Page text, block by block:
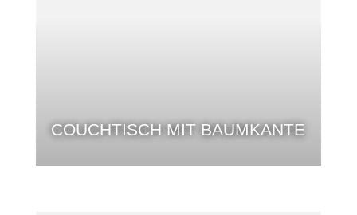
COUCHTISCH MIT BAUMKANTE